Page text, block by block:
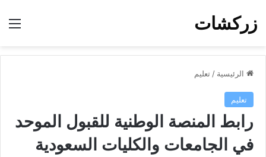
زركشات
الرئيسية / تعليم
تعليم
رابط المنصة الوطنية للقبول الموحد
في الجامعات والكليات السعودية